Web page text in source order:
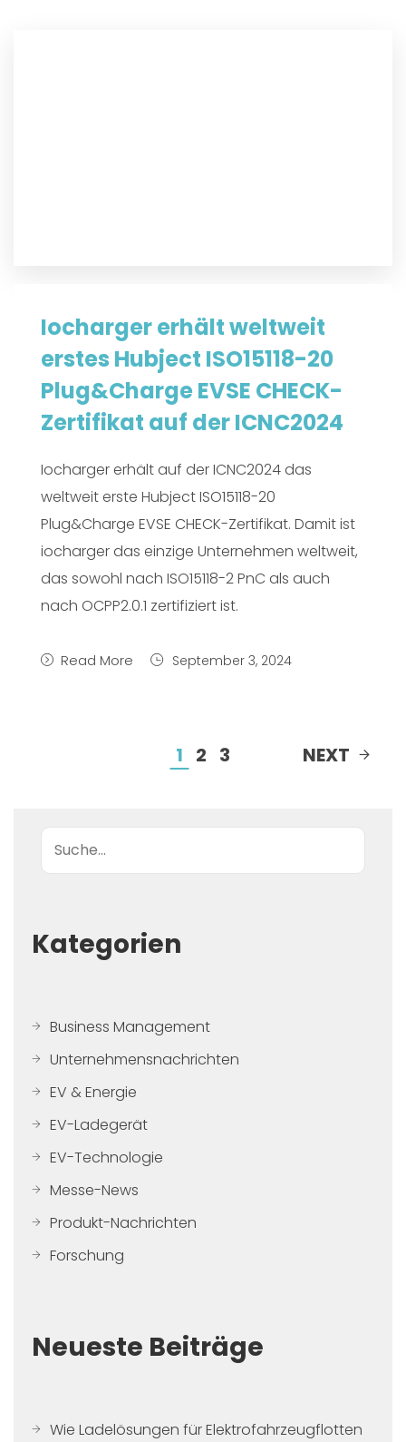
Iocharger erhält weltweit
erstes Hubject ISO15118-20
Plug&Charge EVSE CHECK-
Zertifikat auf der ICNC2024
Iocharger erhält auf der ICNC2024 das
weltweit erste Hubject ISO15118-20
Plug&Charge EVSE CHECK-Zertifikat. Damit ist
iocharger das einzige Unternehmen weltweit,
das sowohl nach ISO15118-2 PnC als auch
nach OCPP2.0.1 zertifiziert ist.
Read More September 3, 2024
1 2 3 NEXT
Suche
Kategorien
Business Management
Unternehmensnachrichten
EV & Energie
EV-Ladegerät
EV-Technologie
Messe-News
Produkt-Nachrichten
Forschung
Neueste Beiträge
Wie Ladelösungen für Elektrofahrzeugflotten